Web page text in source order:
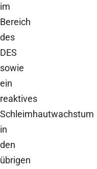
im
Bereich
des
DES
sowie
ein
reaktives
Schleimhautwachstum
in
den
übrigen